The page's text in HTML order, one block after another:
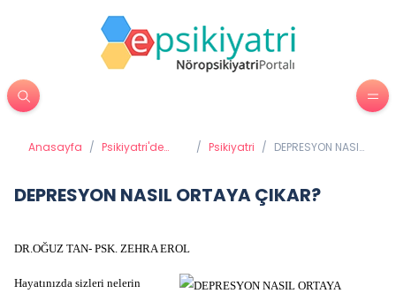
Anasayfa / Psikiyatri'de
/ Psikiyatri / DEPRESYON NASIL
DEPRESYON NASIL ORTAYA ÇIKAR?
DR.OĞUZ TAN- PSK. ZEHRA EROL
Hayatınızda sizleri nelerin